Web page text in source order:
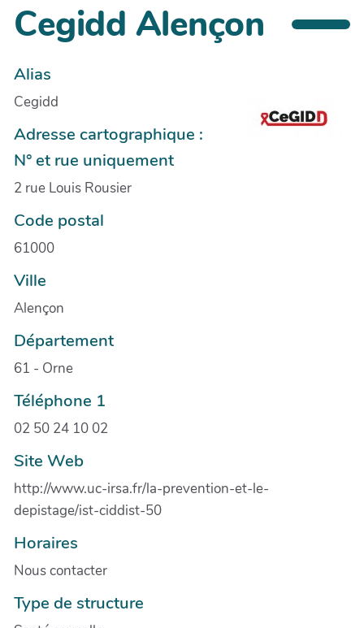
Cegidd Alençon
Alias
Cegidd
Adresse cartographique :
N° et rue uniquement
2 rue Louis Rousier
Code postal
61000
Ville
Alençon
Département
61 - Orne
Téléphone 1
02 50 24 10 02
Site Web
http://www.uc-irsa.fr/la-prevention-et-le-
depistage/ist-ciddist-50
Horaires
Nous contacter
Type de structure